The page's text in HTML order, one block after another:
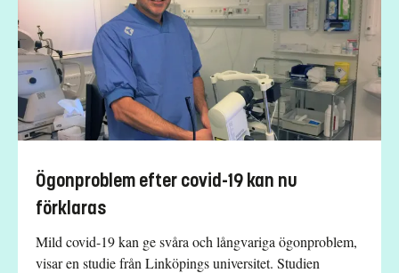
Ögonproblem efter covid-19 kan nu
förklaras
Mild covid-19 kan ge svåra och långvariga ögonproblem,
visar en studie från Linköpings universitet. Studien